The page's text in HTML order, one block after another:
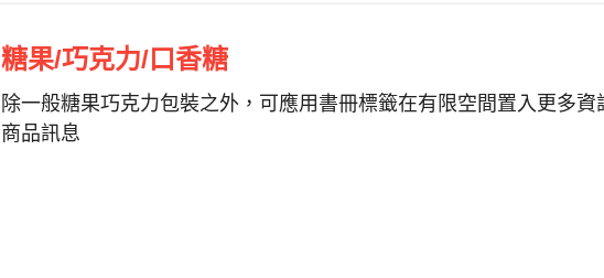
糖果/巧克力/口香糖
除一般糖果巧克力包裝之外，可應用書冊標籤在有限空間置入更多資
商品訊息